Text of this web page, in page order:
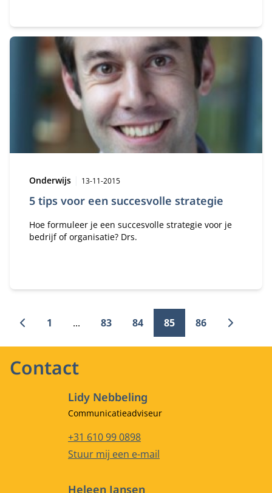
5 tips voor een succesvolle strategie
Type:
Onderwijs Publicatiedatum:
13-11-2015
Hoe formuleer je een succesvolle strategie voor je
bedrijf of organisatie? Drs.
1 ... 83 84 85 86
Contact
Lidy Nebbeling
Functietitel
Communicatieadviseur
Telefoonnummer
+31 610 99 0898
E-mailadres
Stuur mij een e-mail
Heleen Jansen